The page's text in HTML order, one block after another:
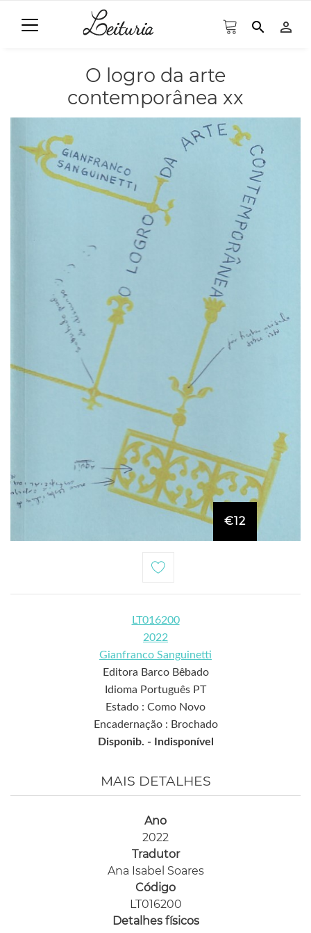
search person_outline
O logro da arte
contemporânea xx
€12
LT016200
2022
Gianfranco Sanguinetti
Editora Barco Bêbado
Idioma Português PT
Estado : Como Novo
Encadernação : Brochado
Disponib. -
Indisponível
MAIS DETALHES
Ano
2022
Tradutor
Ana Isabel Soares
Código
LT016200
Detalhes físicos